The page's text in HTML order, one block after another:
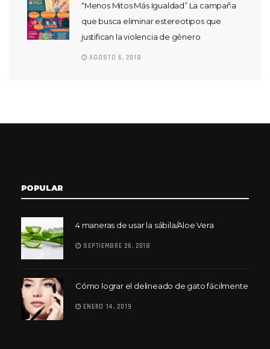
“Menos Mitos Más Igualdad” La campaña
que busca eliminar estereotipos que
justifican la violencia de género
AGOSTO 6, 2018
POPULAR
4 maneras de usar la sábila/Aloe Vera
SEPTIEMBRE 26, 2018
Cómo lograr el delineado de gato fácilmente
ENERO 14, 2019